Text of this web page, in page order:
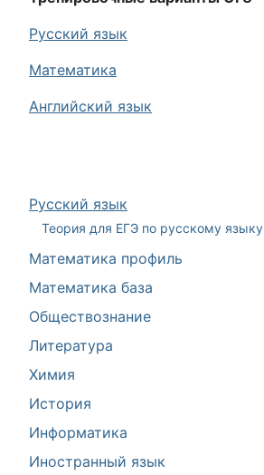
Русский язык
Теория для ЕГЭ по русскому языку
Математика профиль
Математика база
Обществознание
Литература
Химия
История
Информатика
Иностранный язык
Русский язык
Математика
Английский язык